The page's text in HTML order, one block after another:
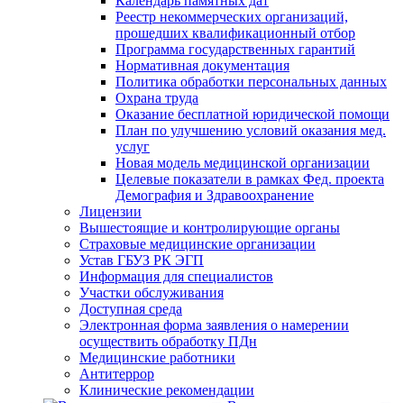
Реестр некоммерческих организаций,
прошедших квалификационный отбор
Программа государственных гарантий
Нормативная документация
Политика обработки персональных данных
Охрана труда
Оказание бесплатной юридической помощи
План по улучшению условий оказания мед.
услуг
Новая модель медицинской организации
Целевые показатели в рамках Фед. проекта
Демография и Здравоохранение
Лицензии
Вышестоящие и контролирующие органы
Страховые медицинские организации
Устав ГБУЗ РК ЭГП
Информация для специалистов
Участки обслуживания
Доступная среда
Электронная форма заявления о намерении
осуществить обработку ПДн
Медицинские работники
Антитеррор
Клинические рекомендации